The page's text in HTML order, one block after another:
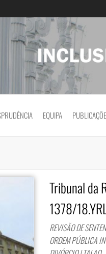
EQUIPA
Tribunal da
1378/
REVISÃO DE
ORDEM PÚBLICA